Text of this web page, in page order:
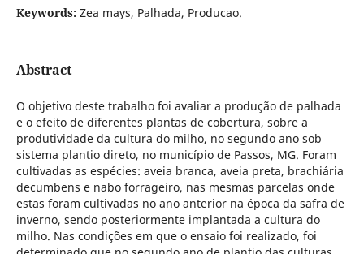
Keywords: Zea mays, Palhada, Producao.
Abstract
O objetivo deste trabalho foi avaliar a produção de palhada
e o efeito de diferentes plantas de cobertura, sobre a
produtividade da cultura do milho, no segundo ano sob
sistema plantio direto, no município de Passos, MG. Foram
cultivadas as espécies: aveia branca, aveia preta, brachiária
decumbens e nabo forrageiro, nas mesmas parcelas onde
estas foram cultivadas no ano anterior na época da safra de
inverno, sendo posteriormente implantada a cultura do
milho. Nas condições em que o ensaio foi realizado, foi